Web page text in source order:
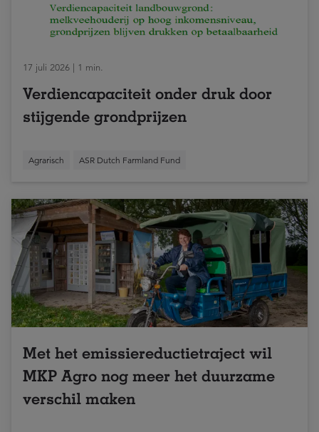
17 juli 2026 | 1 min.
Verdiencapaciteit onder druk door
stijgende grondprijzen
Agrarisch ASR Dutch Farmland Fund
Met het emissiereductietraject wil
MKP Agro nog meer het duurzame
verschil maken